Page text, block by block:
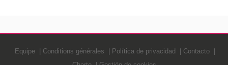
Equipe Conditions générales Política de privacidad
Contacto